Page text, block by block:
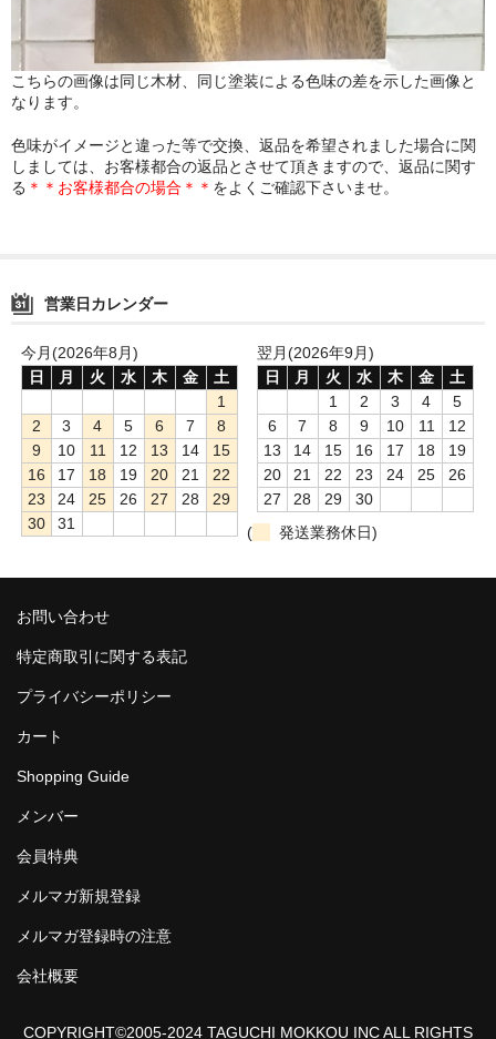
こちらの画像は同じ木材、同じ塗装による色味の差を示した画像と
なります。
色味がイメージと違った等で交換、返品を希望されました場合に関
しましては、お客様都合の返品とさせて頂きますので、返品に関す
る ＊＊お客様都合の場合＊＊ をよくご確認下さいませ。
営業日カレンダー
今月(2026年8月)
日
月 火 水 木 金
土
1
2
3 4 5 6 7
8
9
10 11 12 13 14
15
16
17 18 19 20 21
22
23
24 25 26 27 28
29
30
31
翌月(2026年9月)
日
月 火 水 木 金
土
1
2 3 4
5
6
7 8 9 10 11
12
13
14 15 16 17 18
19
20
21 22 23 24 25
26
27
28 29
30
(
発送業務休日)
お問い合わせ
特定商取引に関する表記
プライバシーポリシー
カート
Shopping Guide
メンバー
会員特典
メルマガ新規登録
メルマガ登録時の注意
会社概要
COPYRIGHT©2005-2024 TAGUCHI MOKKOU INC ALL RIGHTS